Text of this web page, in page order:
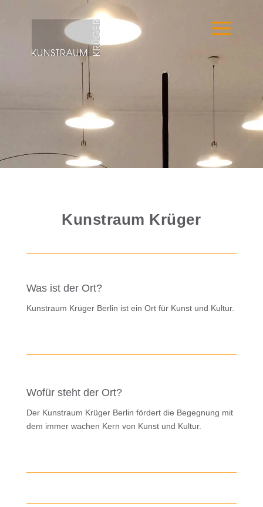
Kunstraum Krüger
Was ist der Ort?
Kunstraum Krüger Berlin ist ein Ort für Kunst und Kultur.
Wofür steht der Ort?
Der Kunstraum Krüger Berlin fördert die Begegnung mit
dem immer wachen Kern von Kunst und Kultur.